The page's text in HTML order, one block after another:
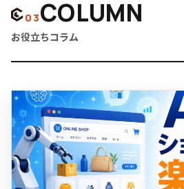
03COLUMN
お役立ちコラム